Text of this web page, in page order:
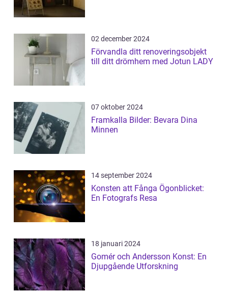
02 december 2024
Förvandla ditt renoveringsobjekt
till ditt drömhem med Jotun LADY
07 oktober 2024
Framkalla Bilder: Bevara Dina
Minnen
14 september 2024
Konsten att Fånga Ögonblicket:
En Fotografs Resa
18 januari 2024
Gomér och Andersson Konst: En
Djupgående Utforskning